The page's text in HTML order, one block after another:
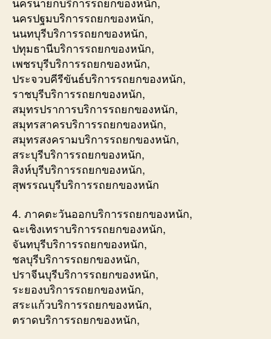
นครปฐมบริการรถยกของหนัก,
นนทบุรีบริการรถยกของหนัก,
ปทุมธานีบริการรถยกของหนัก,
เพชรบุรีบริการรถยกของหนัก,
ประจวบคีรีขันธ์บริการรถยกของหนัก,
ราชบุรีบริการรถยกของหนัก,
สมุทรปราการบริการรถยกของหนัก,
สมุทรสาครบริการรถยกของหนัก,
สมุทรสงครามบริการรถยกของหนัก,
สระบุรีบริการรถยกของหนัก,
สิงห์บุรีบริการรถยกของหนัก,
สุพรรณบุรีบริการรถยกของหนัก
4. ภาคตะวันออกบริการรถยกของหนัก,
ฉะเชิงเทราบริการรถยกของหนัก,
จันทบุรีบริการรถยกของหนัก,
ชลบุรีบริการรถยกของหนัก,
ปราจีนบุรีบริการรถยกของหนัก,
ระยองบริการรถยกของหนัก,
สระแก้วบริการรถยกของหนัก,
ตราดบริการรถยกของหนัก,